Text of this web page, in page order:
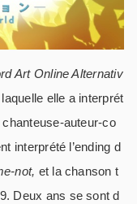
Art Online Alternativ
elle a interprét
auteur-co
interprété l’ending d
not, et la chanson t
Deux ans se sont d